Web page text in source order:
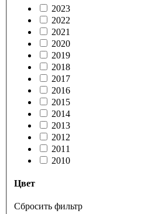
2023
2022
2021
2020
2019
2018
2017
2016
2015
2014
2013
2012
2011
2010
Цвет
Сбросить фильтр